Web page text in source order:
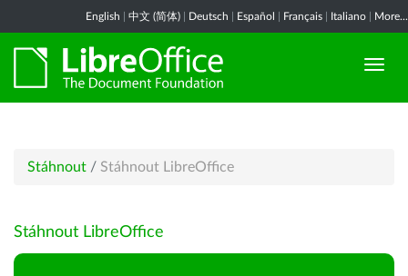
English 中文 (简体) Deutsch Español Français Italiano More...
Stáhnout / Stáhnout LibreOffice
Stáhnout LibreOffice